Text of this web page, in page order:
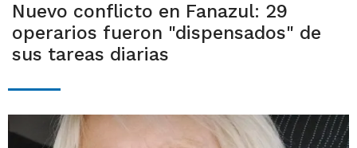
Nuevo conflicto en Fanazul: 29
operarios fueron "dispensados" de
sus tareas diarias